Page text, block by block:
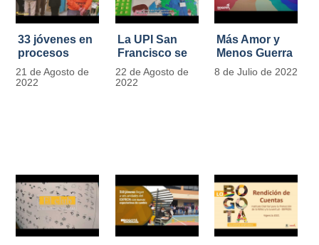
33 jóvenes en
procesos
legales por
tensiones con
21 de Agosto de
2022
La UPI San
Francisco se
llena de color
y vida con la
22 de Agosto de
2022
Más Amor y
Menos Guerra
8 de Julio de 2022